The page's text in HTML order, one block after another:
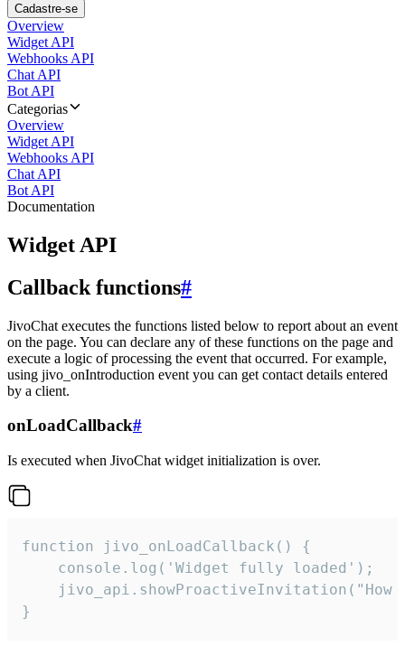
Cadastre-se
Overview
Widget API
Webhooks API
Chat API
Bot API
Categorias
Overview
Widget API
Webhooks API
Chat API
Bot API
Documentation
Widget API
Callback functions#
JivoChat executes the functions listed below to report about an event
on the page. You can declare any of these functions on the page and
execute a logic of processing the event that occurred. For example,
using jivo_onIntroduction event you can get contact details entered
by a client.
onLoadCallback#
Is executed when JivoChat widget initialization is over.
function jivo_onLoadCallback() {
    console.log('Widget fully loaded');
jivo_api.showProactiveInvitation("How
}